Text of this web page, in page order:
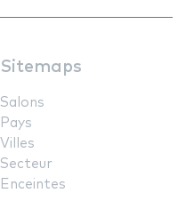
Sitemaps
Salons
Pays
Villes
Secteur
Enceintes